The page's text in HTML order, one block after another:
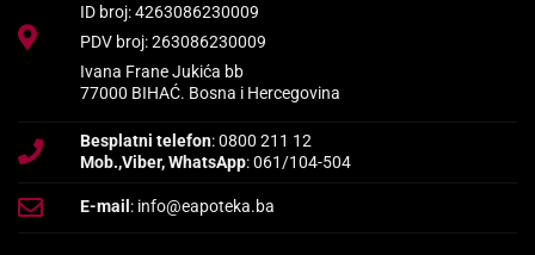
ID broj: 4263086230009
PDV broj: 263086230009
Ivana Frane Jukića bb
77000 BIHAĆ. Bosna i Hercegovina
Besplatni telefon: 0800 211 12
Mob.,Viber, WhatsApp: 061/104-504
E-mail : info@eapoteka.ba